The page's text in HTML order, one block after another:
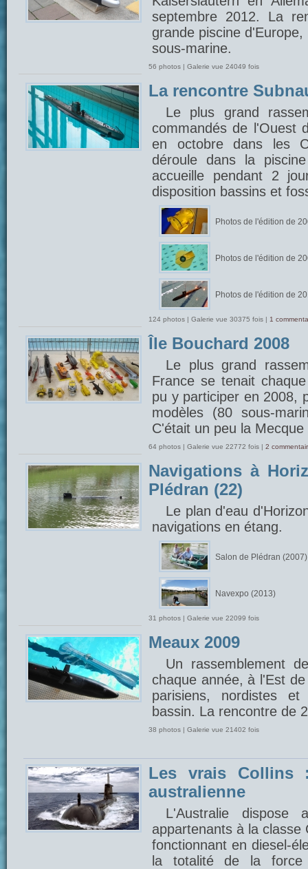
septembre 2012. La
grande piscine
sous-marine.
56 photos | Galerie vue 24049 fois
La rencontre
Le plus grand
commandés de l'Ouest
en octobre dans les
déroule dans la
accueille pendant 2
disposition bassins et
Photos de l'édition de
Photos de l'édition de
Photos de l'édition de
124 photos | Galerie vue 30375 fois | 1
Île Bouchard 2008
Le plus grand
France se tenait
pu y participer en 2008,
modèles (80 sous-
C'était un peu la
64 photos | Galerie vue 22772 fois | 2
Navigations à
Plédran (22)
Le plan d'eau
navigations en étang.
Salon de Plédran (2007)
Navexpo (2013)
31 photos | Galerie vue 22099 fois
Meaux 2009
Un rassemblement
chaque année, à l'Est
parisiens, nordistes
bassin. La rencontre de
38 photos | Galerie vue 21402 fois
Les vrais Collins
australienne
L'Australie dispose
appartenants à la classe
fonctionnant en diesel-
la totalité de la force